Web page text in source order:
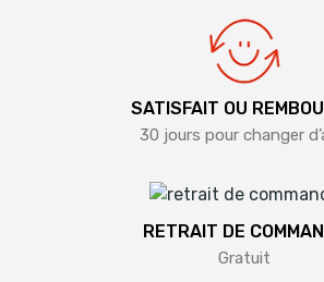
SATISFAIT OU
30 jours pour changer
RETRAIT DE
Gratuit